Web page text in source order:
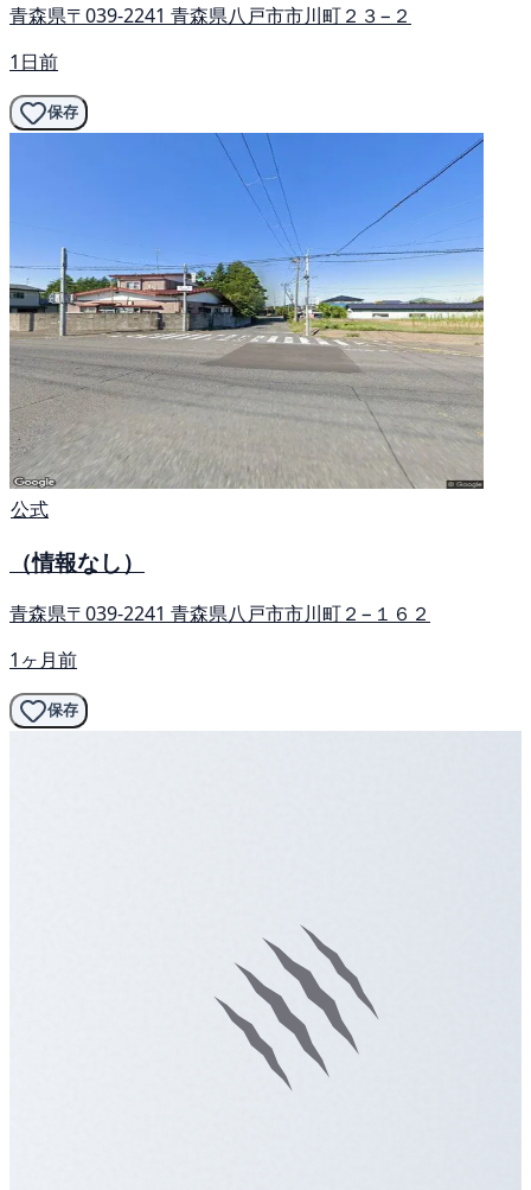
青森県〒039-2241 青森県八戸市市川町２３−２
1日前
保存
公式
（情報なし）
青森県〒039-2241 青森県八戸市市川町２−１６２
1ヶ月前
保存